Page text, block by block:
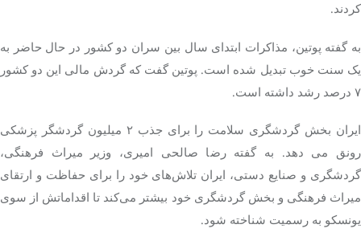
کردند.
به گفته پوتین، مذاکرات ابتدای سال بین سران دو کشور در حال حاضر به
یک سنت خوب تبدیل شده است. پوتین گفت که گردش مالی این دو کشور
۷ درصد رشد داشته است.
ایران بخش گردشگری سلامت را برای جذب ۲ میلیون گردشگر پزشکی
رونق می دهد. به گفته رضا صالحی امیری، وزیر میراث فرهنگی،
گردشگری و صنایع دستی، ایران تلاش‌های خود را برای حفاظت و ارتقای
میراث فرهنگی و بخش گردشگری خود بیشتر می‌کند تا اقداماتش از سوی
یونسکو به رسمیت شناخته شود.